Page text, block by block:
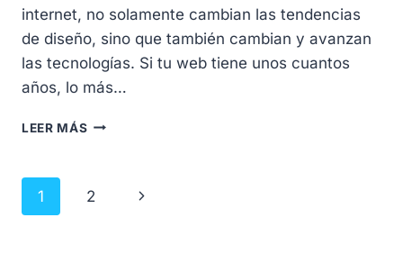
internet, no solamente cambian las tendencias
de diseño, sino que también cambian y avanzan
las tecnologías. Si tu web tiene unos cuantos
años, lo más…
LEER MÁS¿ES
TU
Navegación
1 2
Siguiente